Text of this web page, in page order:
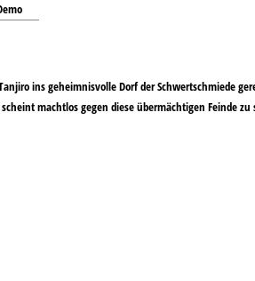
ins geheimnisvolle Dorf der Schwertschmiede
machtlos gegen diese übermächtigen Feinde